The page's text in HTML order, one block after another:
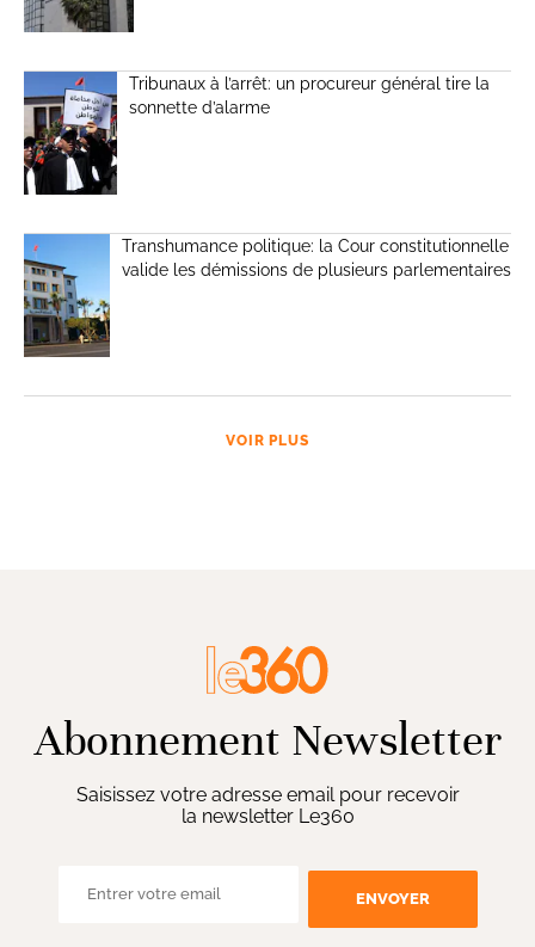
Tribunaux à l’arrêt: un procureur général tire la
sonnette d’alarme
Transhumance politique: la Cour constitutionnelle
valide les démissions de plusieurs parlementaires
VOIR PLUS
Abonnement Newsletter
Saisissez votre adresse email pour recevoir
la newsletter Le360
ENVOYER